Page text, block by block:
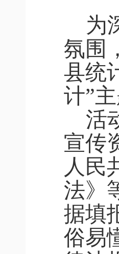
为
氛围
县统
计”
活
宣传
人民
法》
据填
俗易